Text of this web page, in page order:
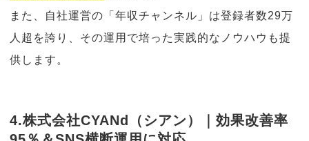
また、自社運営の「年収チャンネル」は登録者数29万
人超を誇り、その運用で培った実践的なノウハウも提
供します。
4.株式会社CYANd（シアン）｜効果改善率